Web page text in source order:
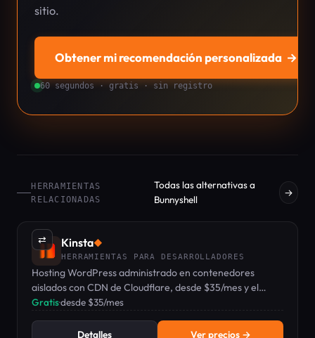
sitio.
Obtener mi recomendación personalizada →
60 segundos · gratis · sin registro
HERRAMIENTAS
RELACIONADAS
Todas las alternativas a
Bunnyshell
→
⇄ Kinsta◆
HERRAMIENTAS PARA DESARROLLADORES
Hosting WordPress administrado en contenedores
aislados con CDN de Cloudflare, desde $35/mes y el
primer mes gratis.
Gratis·desde $35/mes
Detalles Ver precios →